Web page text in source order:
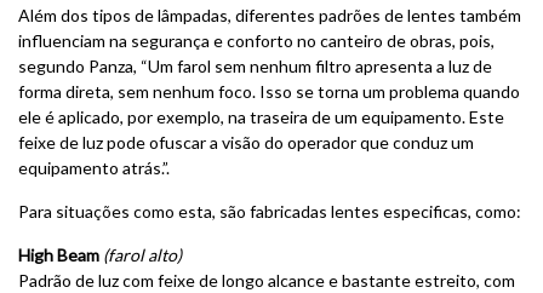
Além dos tipos de lâmpadas, diferentes padrões de lentes também
influenciam na segurança e conforto no canteiro de obras, pois,
segundo Panza, “Um farol sem nenhum filtro apresenta a luz de
forma direta, sem nenhum foco. Isso se torna um problema quando
ele é aplicado, por exemplo, na traseira de um equipamento. Este
feixe de luz pode ofuscar a visão do operador que conduz um
equipamento atrás.”.
Para situações como esta, são fabricadas lentes especificas, como:
High Beam (farol alto)
Padrão de luz com feixe de longo alcance e bastante estreito, com